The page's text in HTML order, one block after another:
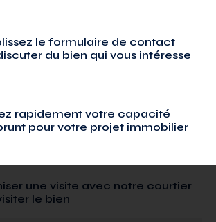
le formulaire de contact
du bien qui vous intéresse
rapidement votre capacité
pour votre projet immobilier
une visite avec notre courtier
le bien